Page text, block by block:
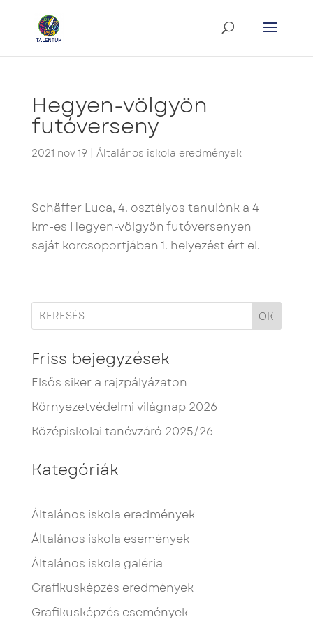
Hegyen-völgyön
futóverseny
2021 nov 19 Általános iskola eredmények
Schäffer Luca, 4. osztályos tanulónk a 4
km-es Hegyen-völgyön futóversenyen
saját korcsoportjában 1. helyezést ért el.
OK
Friss bejegyzések
Elsős siker a rajzpályázaton
Környezetvédelmi világnap 2026
Középiskolai tanévzáró 2025/26
Kategóriák
Általános iskola eredmények
Általános iskola események
Általános iskola galéria
Grafikusképzés eredmények
Grafikusképzés események